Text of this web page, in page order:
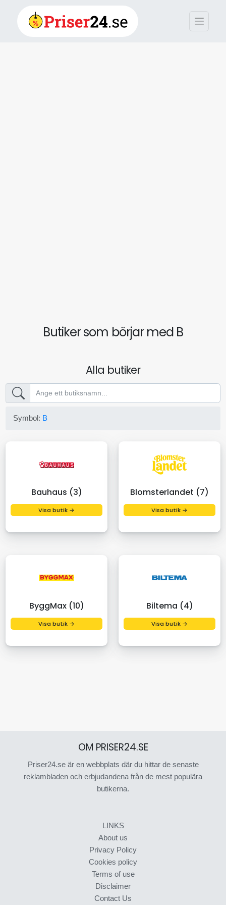
Butiker som börjar med B
Alla butiker
Symbol: B
Bauhaus (3)
Visa butik →
Blomsterlandet (7)
Visa butik →
ByggMax (10)
Visa butik →
Biltema (4)
Visa butik →
OM PRISER24.SE
Priser24.se är en webbplats där du hittar de senaste
reklambladen och erbjudandena från de mest populära
butikerna.
LINKS
About us
Privacy Policy
Cookies policy
Terms of use
Disclaimer
Contact Us